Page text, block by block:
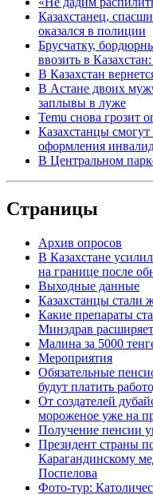
Казахстанец,
оказался в полиции
Брусчатку,
ввозить в
В Казахстан
В Астане двоих
заплывы в луже
Temu снова грозит
Казахстанцы
оформления
В Центральном
Страницы
Архив опросов
В Казахстане
на границе после
Выходные данные
Казахстанцы стали
Какие препараты
Минздрав
Малина за 5000
Мероприятия
Обязательные
будут платить
От создателей
мороженое уже на
Получение пенсии
Президент страны
Карагандинскому
Поспелова
Фото-тур: